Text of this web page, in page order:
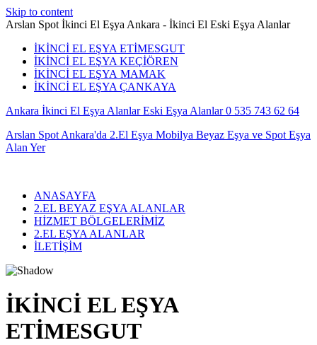
Skip to content
Arslan Spot İkinci El Eşya Ankara - İkinci El Eski Eşya Alanlar
İKİNCİ EL EŞYA ETİMESGUT
İKİNCİ EL EŞYA KEÇİÖREN
İKİNCİ EL EŞYA MAMAK
İKİNCİ EL EŞYA ÇANKAYA
Ankara İkinci El Eşya Alanlar Eski Eşya Alanlar 0 535 743 62 64
Arslan Spot Ankara'da 2.El Eşya Mobilya Beyaz Eşya ve Spot Eşya
Alan Yer
ANASAYFA
2.EL BEYAZ EŞYA ALANLAR
HİZMET BÖLGELERİMİZ
2.EL EŞYA ALANLAR
İLETİŞİM
İKİNCİ EL EŞYA
ETİMESGUT